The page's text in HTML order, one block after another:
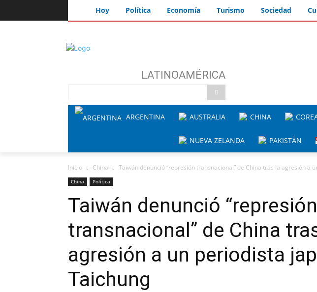
Hoy Política Economía Turismo Sociedad
LATINOAMÉRICA
ARGENTINA AUSTRALIA CHINA
NUEVA ZELANDA PAKISTÁN
Inicio China Taiwán denunció “represión transnacional” de China tras la agresión a
China Política
Taiwán denunció “represión
transnacional” de China
agresión a un periodista
Taichung